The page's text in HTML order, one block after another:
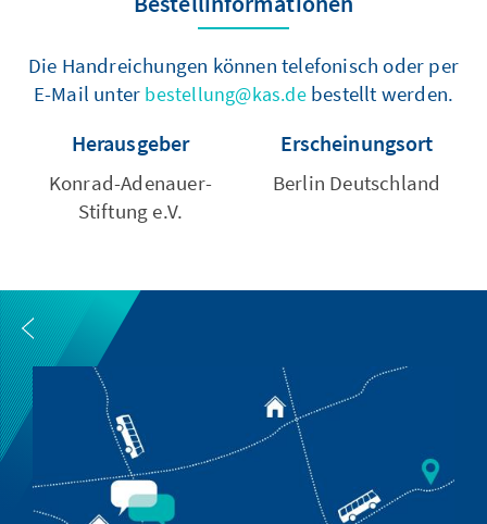
Die Handreichungen können telefonisch oder per
E-Mail unter bestellung@kas.debestellt werden.
Herausgeber
Konrad-Adenauer-
Stiftung e.V.
Erscheinungsort
Berlin Deutschland